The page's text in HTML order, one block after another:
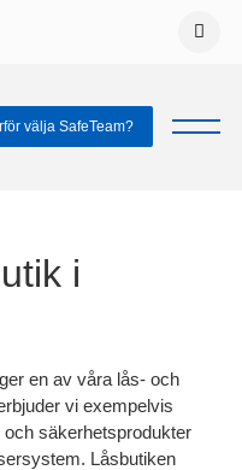
vidare
välja SafeTeam?
i
en av våra lås- och
vi exempelvis
säkerhetsprodukter
Låsbutiken